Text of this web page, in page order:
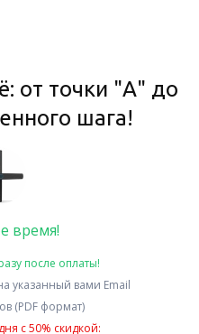
от точки "А" до
шага!
время!
после оплаты!
указанный вами Email
(PDF формат)
с 50% скидкой: